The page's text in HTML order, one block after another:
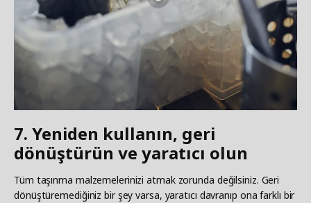
7. Yeniden kullanın, geri
dönüştürün ve yaratıcı olun
Tüm taşınma malzemelerinizi atmak zorunda değilsiniz. Geri
dönüştüremediğiniz bir şey varsa, yaratıcı davranıp ona farklı bir